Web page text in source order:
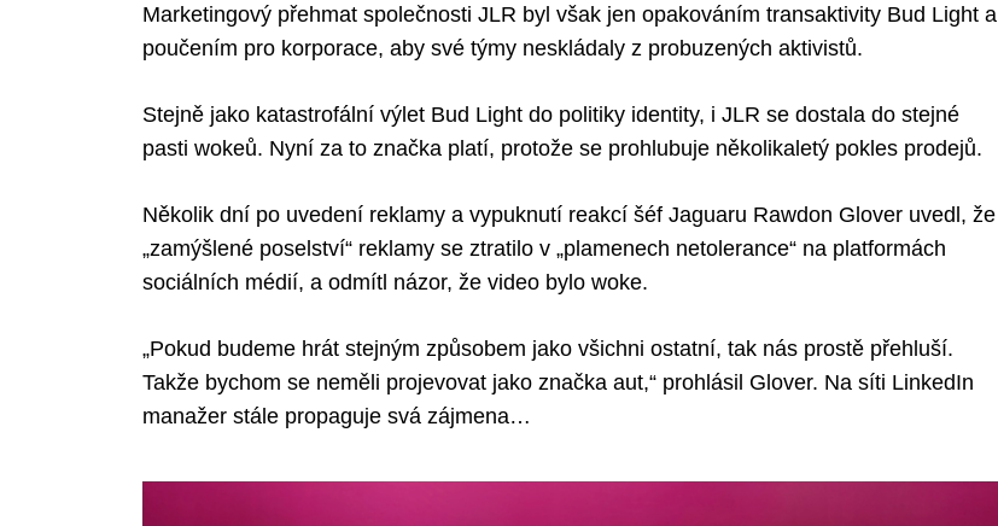
Marketingový přehmat společnosti JLR byl však jen opakováním transaktivity Bud Light a
poučením pro korporace, aby své týmy neskládaly z probuzených aktivistů.
Stejně jako katastrofální výlet Bud Light do politiky identity, i JLR se dostala do stejné
pasti wokeů. Nyní za to značka platí, protože se prohlubuje několikaletý pokles prodejů.
Několik dní po uvedení reklamy a vypuknutí reakcí šéf Jaguaru Rawdon Glover uvedl, že
„zamýšlené poselství“ reklamy se ztratilo v „plamenech netolerance“ na platformách
sociálních médií, a odmítl názor, že video bylo woke.
„Pokud budeme hrát stejným způsobem jako všichni ostatní, tak nás prostě přehluší.
Takže bychom se neměli projevovat jako značka aut,“ prohlásil Glover. Na síti LinkedIn
manažer stále propaguje svá zájmena…
for: